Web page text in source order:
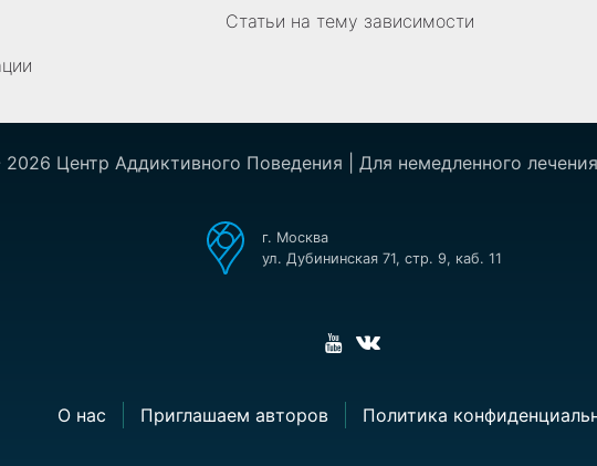
Статьи на тему зависимости
Центр Аддиктивного Поведения | Для немедленного
г. Москва
ул. Дубининская 71, стр. 9, каб. 11
О нас Приглашаем авторов Политика